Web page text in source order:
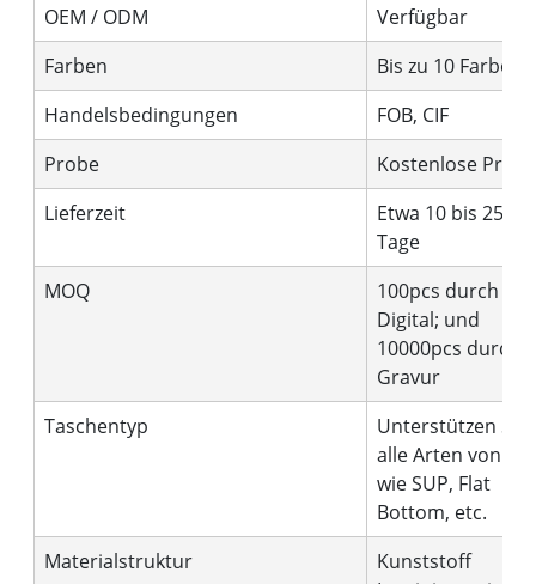
OEM / ODM
Verfügbar
Farben
Bis zu 10 Farben
Handelsbedingungen
FOB, CIF
Probe
Kostenlose Probe
Lieferzeit
Etwa 10 bis 25
Tage
MOQ
100pcs durch
Digital; und
10000pcs durch
Gravur
Taschentyp
Unterstützen Sie
alle Arten von Stil
wie SUP, Flat
Bottom, etc.
Materialstruktur
Kunststoff